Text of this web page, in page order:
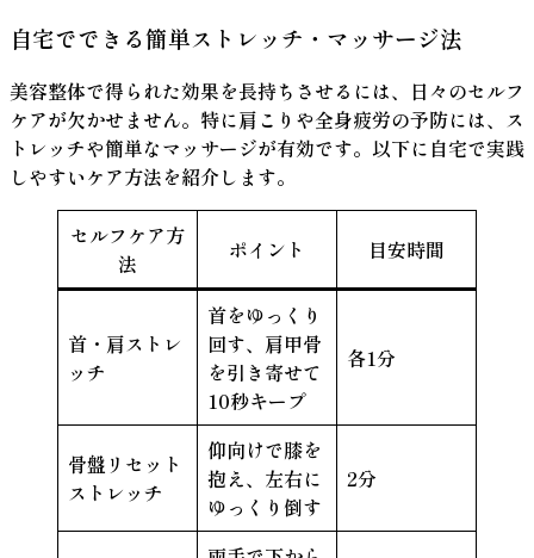
自宅でできる簡単ストレッチ・マッサージ法
美容整体で得られた効果を長持ちさせるには、日々のセルフ
ケアが欠かせません。特に肩こりや全身疲労の予防には、ス
トレッチや簡単なマッサージが有効です。以下に自宅で実践
しやすいケア方法を紹介します。
セルフケア方
法
ポイント 目安時間
首・肩ストレ
ッチ
首をゆっくり
回す、肩甲骨
を引き寄せて
10秒キープ
各1分
骨盤リセット
ストレッチ
仰向けで膝を
抱え、左右に
ゆっくり倒す
2分